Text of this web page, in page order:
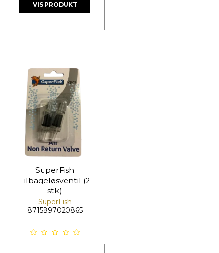
VIS PRODUKT
SuperFish
Tilbageløsventil (2
stk)
SuperFish
8715897020865